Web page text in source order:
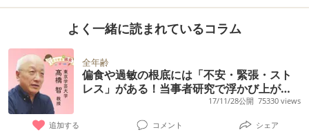
よく一緒に読まれているコラム
全年齢
偏食や過敏の根底には「不安・緊張・スト
レス」がある！当事者研究で浮かび上がっ
17/11/28公開 75330 views
追加する コメント シェア